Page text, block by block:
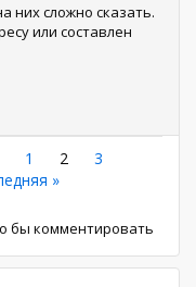
них сложно сказать.
или составлен
Страница
1
Текущая
2 Страница
3
»
бы комментировать